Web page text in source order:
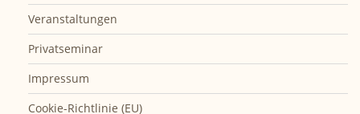
Veranstaltungen
Privatseminar
Impressum
Cookie-Richtlinie (EU)